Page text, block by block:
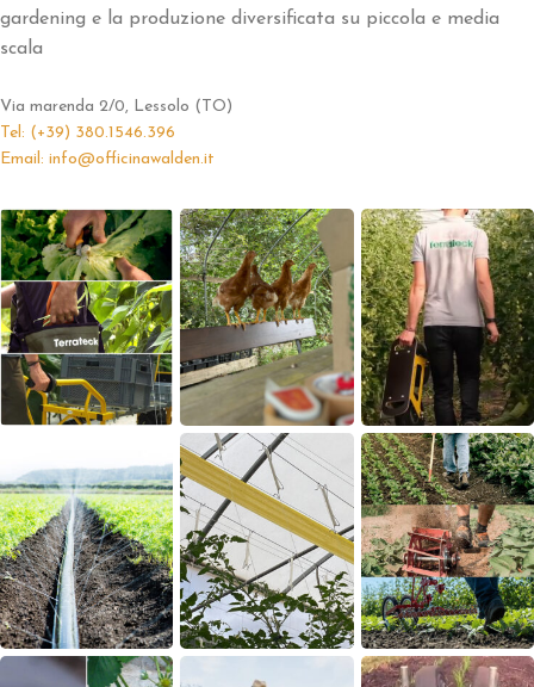
gardening e la produzione diversificata su piccola e media
scala
Via marenda 2/0, Lessolo (TO)
Tel: (+39) 380.1546.396
Email: info@officinawalden.it